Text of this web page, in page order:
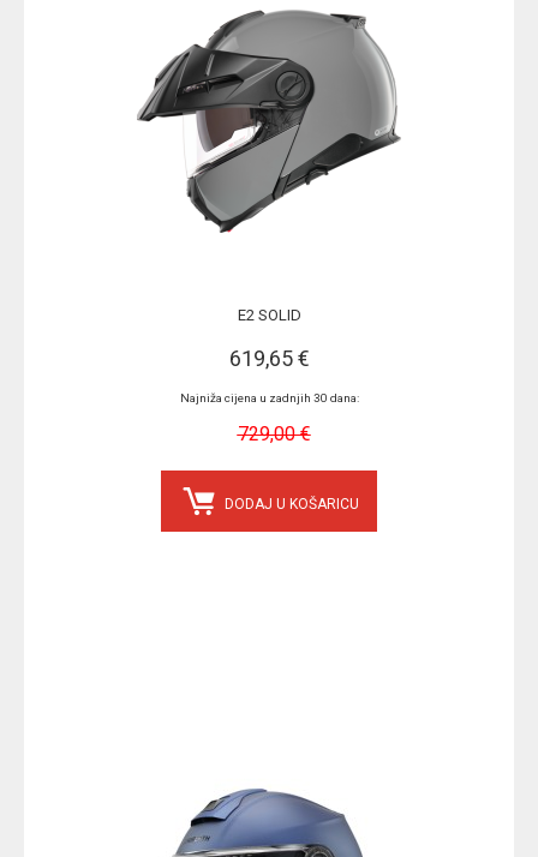
E2 SOLID
619,65 €
Najniža cijena u zadnjih 30 dana:
729,00 €
DODAJ U KOŠARICU